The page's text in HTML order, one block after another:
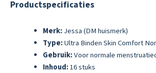
Productspecificaties
Merk:Jessa (DM huismerk)
Type:Ultra Binden Skin Comfort
Gebruik:Voor normale
Inhoud:16 stuks